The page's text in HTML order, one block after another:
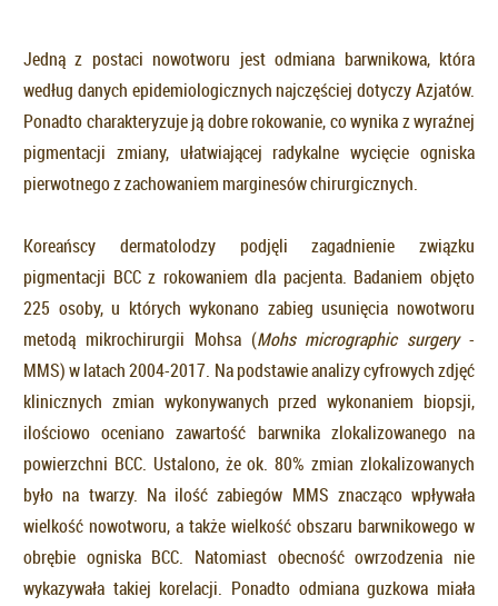
Jedną z postaci nowotworu jest odmiana barwnikowa, która
według danych epidemiologicznych najczęściej dotyczy Azjatów.
Ponadto charakteryzuje ją dobre rokowanie, co wynika z wyraźnej
pigmentacji zmiany, ułatwiającej radykalne wycięcie ogniska
pierwotnego z zachowaniem marginesów chirurgicznych.
Koreańscy dermatolodzy podjęli zagadnienie związku
pigmentacji BCC z rokowaniem dla pacjenta. Badaniem objęto
225 osoby, u których wykonano zabieg usunięcia nowotworu
metodą mikrochirurgii Mohsa (Mohs micrographic surgery-
MMS) w latach 2004-2017. Na podstawie analizy cyfrowych zdjęć
klinicznych zmian wykonywanych przed wykonaniem biopsji,
ilościowo oceniano zawartość barwnika zlokalizowanego na
powierzchni BCC. Ustalono, że ok. 80% zmian zlokalizowanych
było na twarzy. Na ilość zabiegów MMS znacząco wpływała
wielkość nowotworu, a także wielkość obszaru barwnikowego w
obrębie ogniska BCC. Natomiast obecność owrzodzenia nie
wykazywała takiej korelacji. Ponadto odmiana guzkowa miała